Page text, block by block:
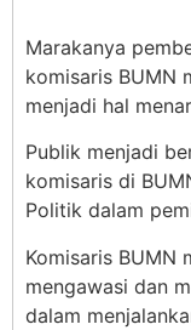
Marakanya
komisaris BUMN
menjadi hal
Publik menjadi
komisaris di
Politik dalam
Komisaris BUMN
mengawasi dan
dalam